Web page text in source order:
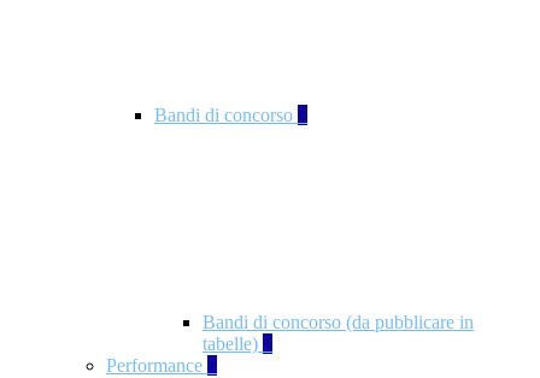
Bandi di concorso 2
Bandi di concorso (da pubblicare in
tabelle) 2
Performance 5